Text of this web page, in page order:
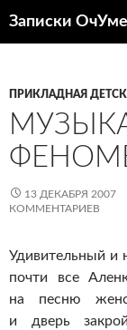
Записки
ПРИКЛАДНАЯ
13 ДЕКАБРЯ 2007
КОММЕНТАРИЕВ
Удивительный и
почти все
на песню
и дверь